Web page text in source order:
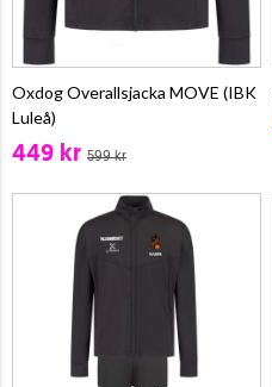
Oxdog Overallsjacka MOVE (IBK
Luleå)
449 kr 599 kr